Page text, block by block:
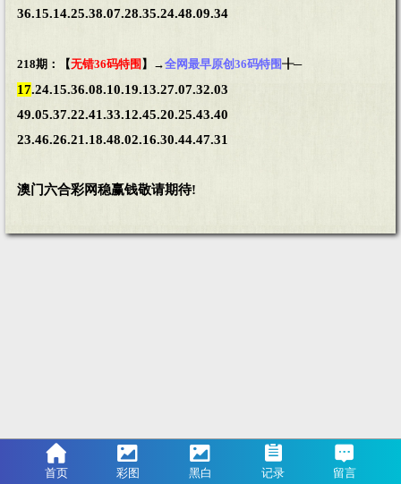
首页 彩图 黑白 记录 留言
36.15.14.25.38.07.28.35.24.48.09.34
218期：【无错36码特围 】→全网最早原创36码特围╂─
17.24.15.36.08.10.19.13.27.07.32.03
49.05.37.22.41.33.12.45.20.25.43.40
23.46.26.21.18.48.02.16.30.44.47.31
澳门六合彩网稳赢钱敬请期待!